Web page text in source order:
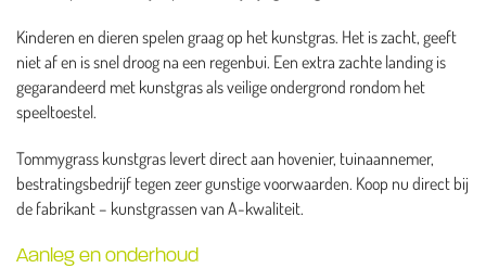
Kinderen en dieren spelen graag op het kunstgras. Het is zacht, geeft
niet af en is snel droog na een regenbui. Een extra zachte landing is
gegarandeerd met kunstgras als veilige ondergrond rondom het
speeltoestel.
Tommygrass kunstgras levert direct aan hovenier, tuinaannemer,
bestratingsbedrijf tegen zeer gunstige voorwaarden. Koop nu direct bij
de fabrikant – kunstgrassen van A-kwaliteit.
Aanleg en onderhoud